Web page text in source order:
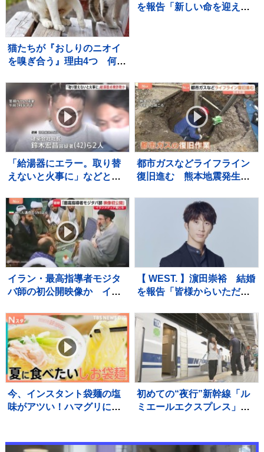
猫たちが『おしりのニオイ
を嗅ぎ合う』理由4つ 何を
つ意味を解説
を報告「新しい命を迎えま
「給湯器にエラー。取り替
えないと火事に」などとウ
すまし工事代金だまし取ろ
うとしたか 建築会社社長の
男ら2人逮捕 東京・足立区
都市ガスなどライフライン
復旧進む 熊本地震発生か
で都市ガス供給止まるが5割
ほど復旧 残る世帯も今週
中に復旧の見通し
イラン・最高指導者モジタ
バ師の初公開映像か イラ
【 WEST. 】濵田崇裕 結婚
を報告「皆様からいただい
るよう、これからも精進し
てまいります」
今、インスタント袋麺の塩
味がアツい！ハマグリに毛
を大家族が1週間ガチ比較！
初めての“夜行”新幹線「ル
ミエールエクスプレス」昨
限定も今後の運行も検討